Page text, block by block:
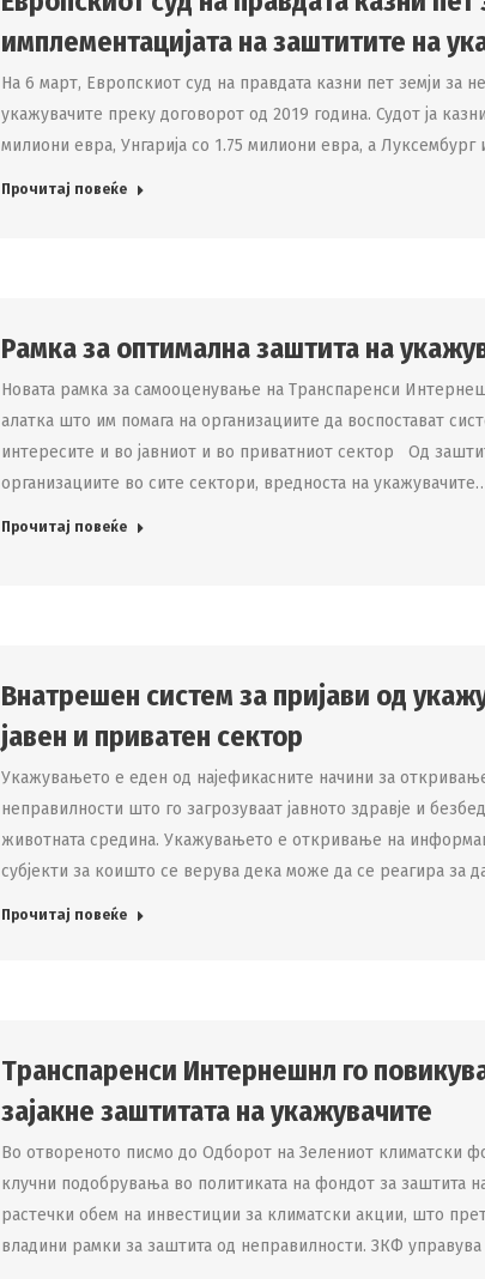
имплементацијата на заштитите на
На 6 март, Европскиот суд на правдата казни пет земји за
укажувачите преку договорот од 2019 година. Судот ја
милиони евра, Унгарија со 1.75 милиони евра, а
Прочитај повеќе
Рамка за оптимална заштита на
Новата рамка за самооценување на Транспаренси
алатка што им помага на организациите да воспостават
интересите и во јавниот и во приватниот сектор Од
организациите во сите сектори, вредноста на
Прочитај повеќе
Внатрешен систем за пријави од
јавен и приватен сектор
Укажувањето е еден од најефикасните начини за
неправилности што го загрозуваат јавното здравје и
животната средина. Укажувањето е откривање на
субјекти за коишто се верува дека може да се реагира за
Прочитај повеќе
Транспаренси Интернешнл го
зајакне заштитата на укажувачите
Во отвореното писмо до Одборот на Зелениот климатски
клучни подобрувања во политиката на фондот за заштита
растечки обем на инвестиции за климатски акции, што
владини рамки за заштита од неправилности. ЗКФ